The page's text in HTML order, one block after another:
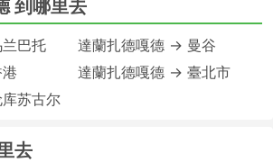
到哪里去
巴托
苏古尔
達蘭扎德嘎德 → 曼谷
達蘭扎德嘎德 → 臺北市
去